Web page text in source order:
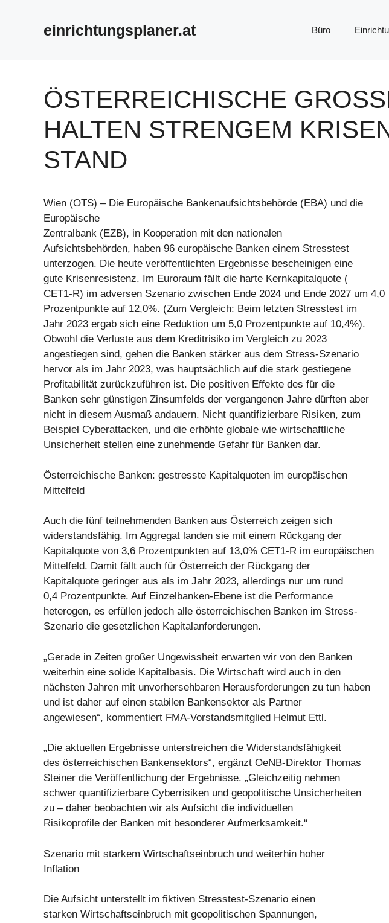
einrichtungsplaner.at Büro
ÖSTERREICHISCHE
ALTEN STRENGEM
TAND
Wien (OTS) – Die Europäische Bankenaufsichtsbehörde (EBA) und die
Europäische
Zentralbank (EZB), in Kooperation mit den nationalen
Aufsichtsbehörden, haben 96 europäische Banken einem Stresstest
unterzogen. Die heute veröffentlichten Ergebnisse bescheinigen eine
gute Krisenresistenz. Im Euroraum fällt die harte Kernkapitalquote (
CET1-R) im adversen Szenario zwischen Ende 2024 und Ende 2027 um 4,0
Prozentpunkte auf 12,0%. (Zum Vergleich: Beim letzten Stresstest im
Jahr 2023 ergab sich eine Reduktion um 5,0 Prozentpunkte auf 10,4%).
Obwohl die Verluste aus dem Kreditrisiko im Vergleich zu 2023
angestiegen sind, gehen die Banken stärker aus dem Stress-Szenario
hervor als im Jahr 2023, was hauptsächlich auf die stark gestiegene
Profitabilität zurückzuführen ist. Die positiven Effekte des für die
Banken sehr günstigen Zinsumfelds der vergangenen Jahre dürften aber
nicht in diesem Ausmaß andauern. Nicht quantifizierbare Risiken, zum
Beispiel Cyberattacken, und die erhöhte globale wie wirtschaftliche
Unsicherheit stellen eine zunehmende Gefahr für Banken dar.
Österreichische Banken: gestresste Kapitalquoten im europäischen
Mittelfeld
Auch die fünf teilnehmenden Banken aus Österreich zeigen sich
widerstandsfähig. Im Aggregat landen sie mit einem Rückgang der
Kapitalquote von 3,6 Prozentpunkten auf 13,0% CET1-R im europäischen
Mittelfeld. Damit fällt auch für Österreich der Rückgang der
Kapitalquote geringer aus als im Jahr 2023, allerdings nur um rund
0,4 Prozentpunkte. Auf Einzelbanken-Ebene ist die Performance
heterogen, es erfüllen jedoch alle österreichischen Banken im Stress-
Szenario die gesetzlichen Kapitalanforderungen.
„Gerade in Zeiten großer Ungewissheit erwarten wir von den Banken
weiterhin eine solide Kapitalbasis. Die Wirtschaft wird auch in den
nächsten Jahren mit unvorhersehbaren Herausforderungen zu tun haben
und ist daher auf einen stabilen Bankensektor als Partner
angewiesen“, kommentiert FMA-Vorstandsmitglied Helmut Ettl.
„Die aktuellen Ergebnisse unterstreichen die Widerstandsfähigkeit
des österreichischen Bankensektors“, ergänzt OeNB-Direktor Thomas
Steiner die Veröffentlichung der Ergebnisse. „Gleichzeitig nehmen
schwer quantifizierbare Cyberrisiken und geopolitische Unsicherheiten
zu – daher beobachten wir als Aufsicht die individuellen
Risikoprofile der Banken mit besonderer Aufmerksamkeit.“
Szenario mit starkem Wirtschaftseinbruch und weiterhin hoher
Inflation
Die Aufsicht unterstellt im fiktiven Stresstest-Szenario einen
starken Wirtschaftseinbruch mit geopolitischen Spannungen,